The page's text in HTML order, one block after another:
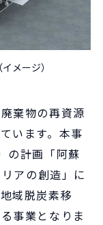
メージ）
棄物の再資源
います。本事
の計画「阿蘇
アの創造」に
域脱炭素移
事業となりま